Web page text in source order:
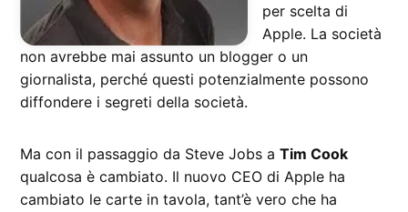
per scelta di
Apple. La società
non avrebbe mai assunto un blogger o un
giornalista, perché questi potenzialmente possono
diffondere i segreti della società.
Ma con il passaggio da Steve Jobs aTim Cook
qualcosa è cambiato. Il nuovo CEO di Apple ha
cambiato le carte in tavola, tant’è vero che ha